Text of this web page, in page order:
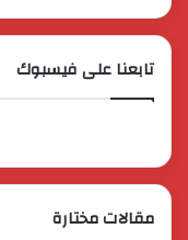
تابعنا على فيسبوك
مقالات مختارة